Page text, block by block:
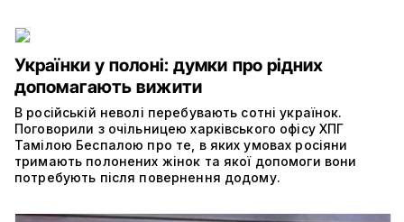
Українки у полоні: думки про рідних
допомагають вижити
В російській неволі перебувають сотні українок.
Поговорили з очільницею харківського офісу ХПГ
Тамілою Беспалою про те, в яких умовах росіяни
тримають полонених жінок та якої допомоги вони
потребують після повернення додому.